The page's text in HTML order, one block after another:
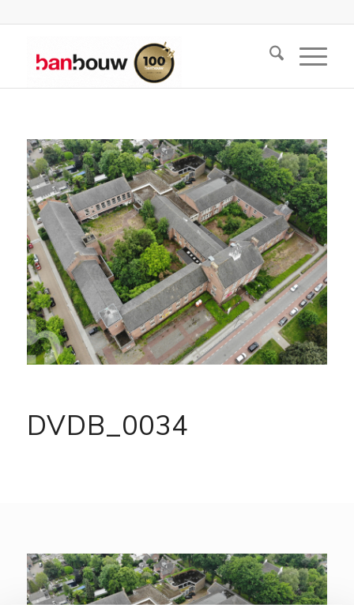
DVDB_0034